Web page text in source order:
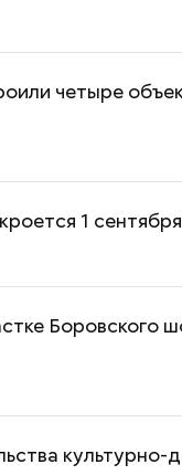
четыре
1 сентября
Боровского
культурно-